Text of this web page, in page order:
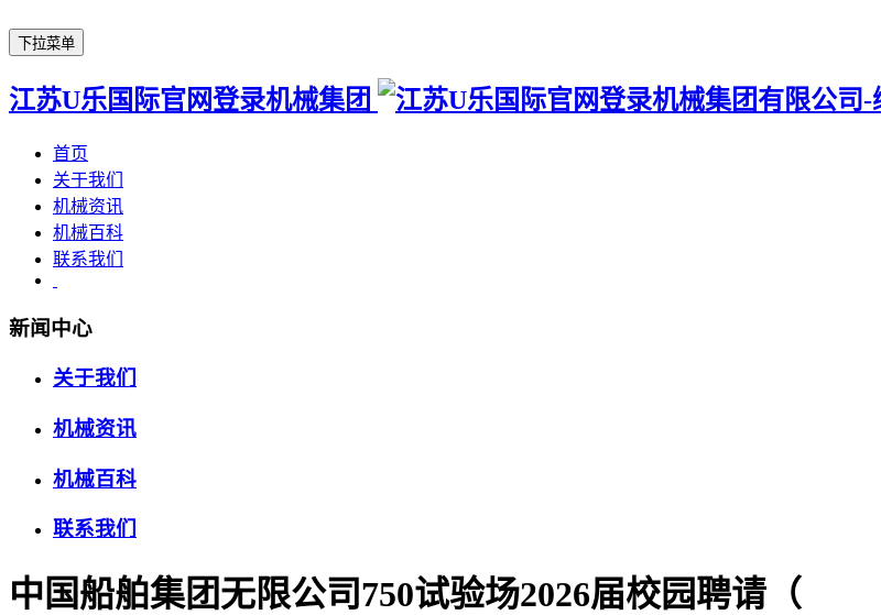
下拉菜单
江苏U乐国际官网登录机械集团
首页
关于我们
机械资讯
机械百科
联系我们
新闻中心
关于我们
机械资讯
机械百科
联系我们
中国船舶集团无限公司750试验场2026届校园聘请（